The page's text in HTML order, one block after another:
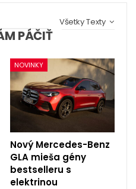
Všetky Texty
PÁČIŤ
NOVINKY
Nový Mercedes-Benz
GLA mieša gény
bestselleru s
elektrinou